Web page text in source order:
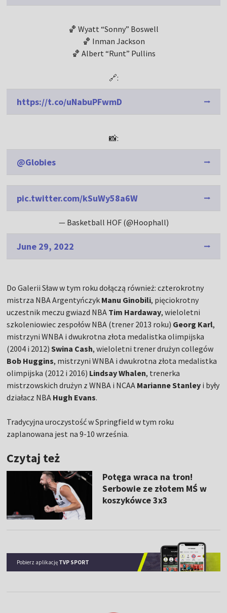
🏀 Wyatt “Sonny” Boswell
🏀 Inman Jackson
🏀 Albert “Runt” Pullins
🔗:
https://t.co/uNabuPFwmD
📸:
@Globies
pic.twitter.com/kSuWy58a6W
— Basketball HOF (@Hoophall)
June 29, 2022
Do Galerii Sław w tym roku dołączą również: czterokrotny
mistrza NBA Argentyńczyk Manu Ginobili, pięciokrotny
uczestnik meczu gwiazd NBA Tim Hardaway, wieloletni
szkoleniowiec zespołów NBA (trener 2013 roku) Georg Karl,
mistrzyni WNBA i dwukrotna złota medalistka olimpijska
(2004 i 2012)Swina Cash, wieloletni trener drużyn collegów
Bob Huggins, mistrzyni WNBA i dwukrotna złota medalistka
olimpijska (2012 i 2016) Lindsay Whalen, trenerka
mistrzowskich drużyn z WNBA i NCAA Marianne Stanley i były
działacz NBA Hugh Evans.
Tradycyjna uroczystość w Springfield w tym roku
zaplanowana jest na 9-10 września.
Czytaj też
Potęga wraca na tron!
Serbowie ze złotem MŚ w
koszykówce 3x3
Pobierz aplikację TVP SPORT